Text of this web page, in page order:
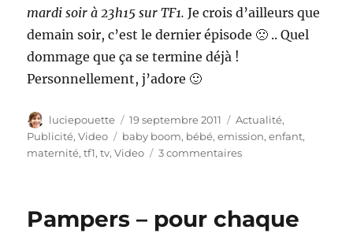
mardi soir à 23h15 sur TF1. Je crois d’ailleurs que
demain soir, c’est le dernier épisode 🙁 .. Quel
dommage que ça se termine déjà !
Personnellement, j’adore 🙂
Auteur
luciepouette
Publié
le
19 septembre 2011 Catégories
Actualité,
Publicité,Video Étiquettes
baby boom, bébé,emission,enfant,
maternité,tf1,tv,Video 3 commentairessur
une
Pampers – pour chaque